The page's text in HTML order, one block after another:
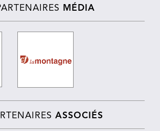
MÉDIA
ASSOCIÉS